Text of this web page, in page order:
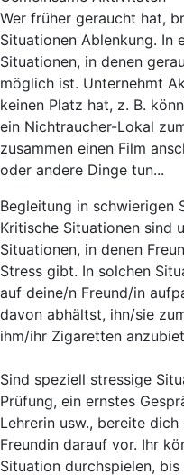
Wer früher geraucht hat,
Situationen Ablenkung. In
Situationen, in denen
möglich ist. Unternehmt
keinen Platz hat, z. B.
ein Nichtraucher-Lokal
zusammen einen Film
oder andere Dinge tun...
Begleitung in schwierigen
Kritische Situationen sind
Situationen, in denen
Stress gibt. In solchen
auf deine/n Freund/in
davon abhältst, ihn/sie
ihm/ihr Zigaretten
Sind speziell stressige
Prüfung, ein ernstes
Lehrerin usw., bereite
Freundin darauf vor. Ihr
Situation durchspielen,